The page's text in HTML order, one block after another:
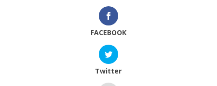
FACEBOOK
Twitter